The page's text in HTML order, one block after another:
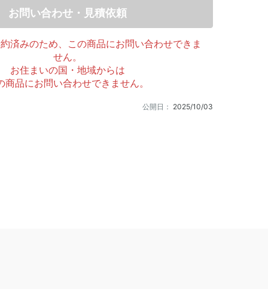
お問い合わせ・見積依頼
済みのため、この商品にお問い合わせできま
せん。
お住まいの国・地域からは
商品にお問い合わせできません。
公開日： 2025/10/03